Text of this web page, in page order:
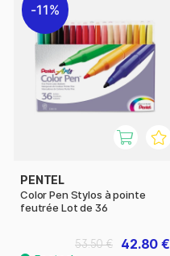
11%
PENTEL
Color Pen Stylos à pointe
feutrée Lot de 36
42.80 €
53.50 €